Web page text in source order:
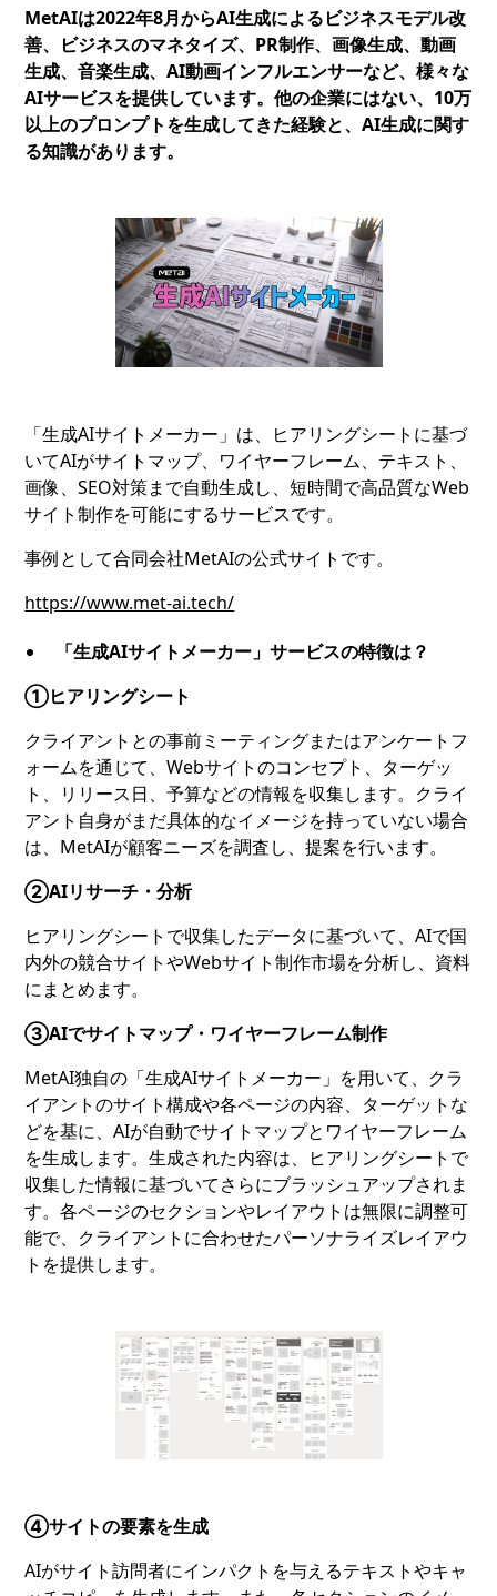
MetAIは2022年8月からAI生成によるビジネスモデル改
善、ビジネスのマネタイズ、PR制作、画像生成、動画
生成、音楽生成、AI動画インフルエンサーなど、様々な
AIサービスを提供しています。他の企業にはない、10万
以上のプロンプトを生成してきた経験と、AI生成に関す
る知識があります。
「生成AIサイトメーカー」は、ヒアリングシートに基づ
いてAIがサイトマップ、ワイヤーフレーム、テキスト、
画像、SEO対策まで自動生成し、短時間で高品質なWeb
サイト制作を可能にするサービスです。
事例として合同会社MetAIの公式サイトです。
https://www.met-ai.tech/
「生成AIサイトメーカー」サービスの特徴は？
①ヒアリングシート
クライアントとの事前ミーティングまたはアンケートフ
ォームを通じて、Webサイトのコンセプト、ターゲッ
ト、リリース日、予算などの情報を収集します。クライ
アント自身がまだ具体的なイメージを持っていない場合
は、MetAIが顧客ニーズを調査し、提案を行います。
②AIリサーチ・分析
ヒアリングシートで収集したデータに基づいて、AIで国
内外の競合サイトやWebサイト制作市場を分析し、資料
にまとめます。
③AIでサイトマップ・ワイヤーフレーム制作
MetAI独自の「生成AIサイトメーカー」を用いて、クラ
イアントのサイト構成や各ページの内容、ターゲットな
どを基に、AIが自動でサイトマップとワイヤーフレーム
を生成します。生成された内容は、ヒアリングシートで
収集した情報に基づいてさらにブラッシュアップされま
す。各ページのセクションやレイアウトは無限に調整可
能で、クライアントに合わせたパーソナライズレイアウ
トを提供します。
④サイトの要素を生成
AIがサイト訪問者にインパクトを与えるテキストやキャ